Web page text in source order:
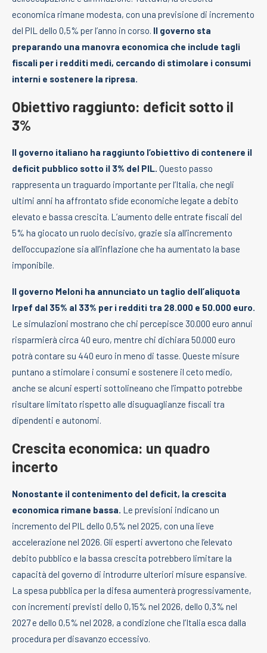
economica rimane modesta, con una previsione di incremento
del PIL dello 0,5% per l’anno in corso. Il governo sta
preparando una manovra economica che include tagli
fiscali per i redditi medi, cercando di stimolare i consumi
interni e sostenere la ripresa.
Obiettivo raggiunto: deficit sotto il
3%
Il governo italiano ha raggiunto l’obiettivo di contenere il
deficit pubblico sotto il 3% del PIL. Questo passo
rappresenta un traguardo importante per l’Italia, che negli
ultimi anni ha affrontato sfide economiche legate a debito
elevato e bassa crescita. L’aumento delle entrate fiscali del
5% ha giocato un ruolo decisivo, grazie sia all’incremento
dell’occupazione sia all’inflazione che ha aumentato la base
imponibile.
Il governo Meloni ha annunciato un taglio dell’aliquota
Irpef dal 35% al 33% per i redditi tra 28.000 e 50.000 euro.
Le simulazioni mostrano che chi percepisce 30.000 euro annui
risparmierà circa 40 euro, mentre chi dichiara 50.000 euro
potrà contare su 440 euro in meno di tasse. Queste misure
puntano a stimolare i consumi e sostenere il ceto medio,
anche se alcuni esperti sottolineano che l’impatto potrebbe
risultare limitato rispetto alle disuguaglianze fiscali tra
dipendenti e autonomi.
Crescita economica: un quadro
incerto
Nonostante il contenimento del deficit, la crescita
economica rimane bassa. Le previsioni indicano un
incremento del PIL dello 0,5% nel 2025, con una lieve
accelerazione nel 2026. Gli esperti avvertono che l’elevato
debito pubblico e la bassa crescita potrebbero limitare la
capacità del governo di introdurre ulteriori misure espansive.
La spesa pubblica per la difesa aumenterà progressivamente,
con incrementi previsti dello 0,15% nel 2026, dello 0,3% nel
2027 e dello 0,5% nel 2028, a condizione che l’Italia esca dalla
procedura per disavanzo eccessivo.